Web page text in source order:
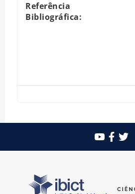
Referência
Bibliográfica: